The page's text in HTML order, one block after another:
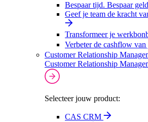
Bespaar tijd. Bespaar geld
Geef je team de kracht
Transformeer je
Verbeter de cashflow
Customer Relationship
Customer Relationship
Selecteer jouw product:
CAS CRM